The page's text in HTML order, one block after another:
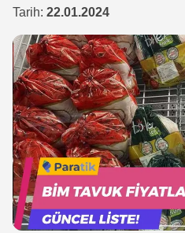
Tarih: 22.01.2024